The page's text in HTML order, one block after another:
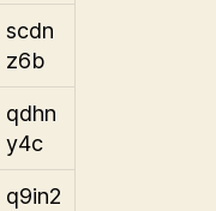
scdn
z6b
qdhn
y4c
q9in2